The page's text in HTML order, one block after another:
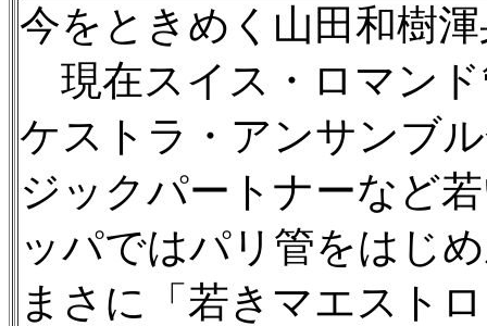
今をときめく山田和樹
現在スイス・ロマンド
ケストラ・アンサンブ
ジックパートナーなど
ッパではパリ管をはじ
まさに「若きマエスト